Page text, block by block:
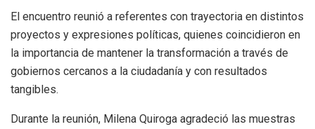
El encuentro reunió a referentes con trayectoria en distintos
proyectos y expresiones políticas, quienes coincidieron en
la importancia de mantener la transformación a través de
gobiernos cercanos a la ciudadanía y con resultados
tangibles.
Durante la reunión, Milena Quiroga agradeció las muestras